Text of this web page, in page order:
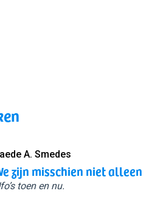
A. Smedes
zijn misschien niet alleen
toen en nu.